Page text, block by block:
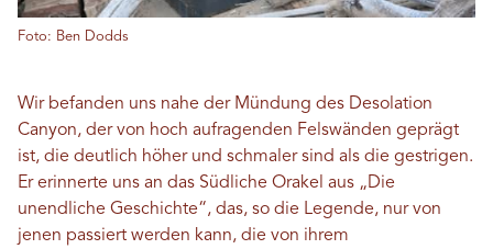
Foto: Ben Dodds
Wir befanden uns nahe der Mündung des Desolation
Canyon, der von hoch aufragenden Felswänden geprägt
ist, die deutlich höher und schmaler sind als die gestrigen.
Er erinnerte uns an das Südliche Orakel aus „Die
unendliche Geschichte“, das, so die Legende, nur von
jenen passiert werden kann, die von ihrem